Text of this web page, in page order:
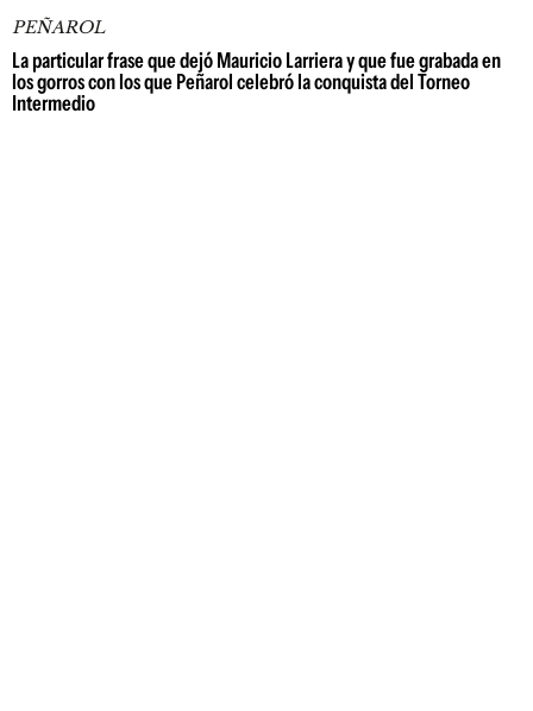
PEÑAROL
La particular frase que dejó Mauricio Larriera y que fue grabada en
los gorros con los que Peñarol celebró la conquista del Torneo
Intermedio